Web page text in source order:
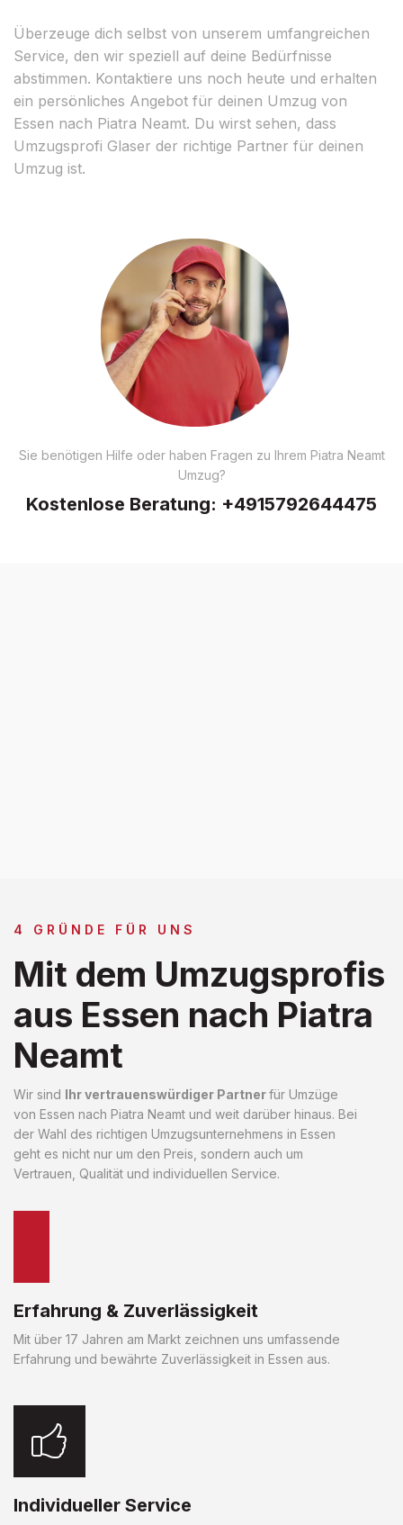
Überzeuge dich selbst von unserem umfangreichen
Service, den wir speziell auf deine Bedürfnisse
abstimmen. Kontaktiere uns noch heute und erhalten
ein persönliches Angebot für deinen Umzug von
Essen nach Piatra Neamt. Du wirst sehen, dass
Umzugsprofi Glaser der richtige Partner für deinen
Umzug ist.
Sie benötigen Hilfe oder haben Fragen zu Ihrem Piatra Neamt
Umzug?
Kostenlose Beratung: +4915792644475
4 GRÜNDE FÜR UNS
Mit dem Umzugsprofis
aus Essen nach Piatra
Neamt
Wir sind Ihr vertrauenswürdiger Partnerfür Umzüge
von Essen nach Piatra Neamt und weit darüber hinaus. Bei
der Wahl des richtigen Umzugsunternehmens in Essen
geht es nicht nur um den Preis, sondern auch um
Vertrauen, Qualität und individuellen Service.
Erfahrung & Zuverlässigkeit
Mit über 17 Jahren am Markt zeichnen uns umfassende
Erfahrung und bewährte Zuverlässigkeit in Essen aus.
Individueller Service